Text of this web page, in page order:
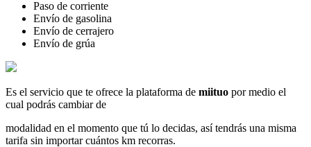
Paso de corriente
Envío de gasolina
Envío de cerrajero
Envío de grúa
Es el servicio que te ofrece la plataforma de miituo por medio el
cual podrás cambiar de
modalidad en el momento que tú lo decidas, así tendrás una misma
tarifa sin importar cuántos km recorras.